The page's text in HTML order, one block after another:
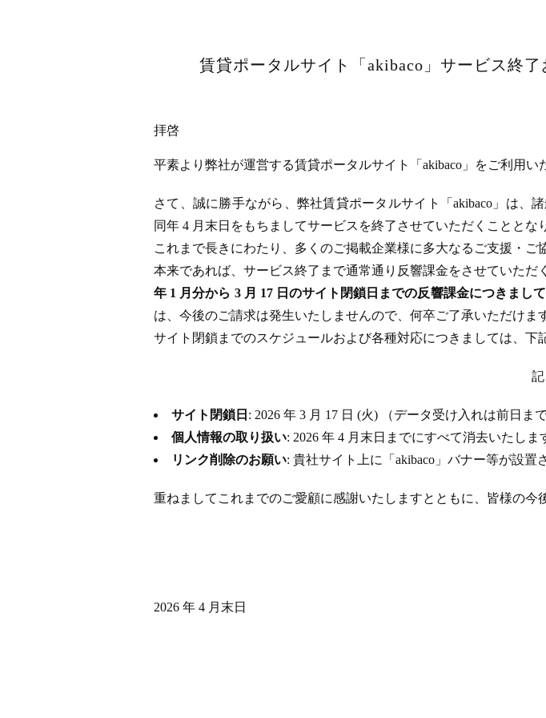
賃貸ポータルサイト「akibaco」サービス終
拝啓
平素より弊社が運営する賃貸ポータルサイト「akibaco」をご利用い
さて、誠に勝手ながら、弊社賃貸ポータルサイト「akibaco」は、
同年 4 月末日をもちましてサービスを終了させていただくこととな
これまで長きにわたり、多くのご掲載企業様に多大なるご支援・ご
本来であれば、サービス終了まで通常通り反響課金をさせていただ
年 1 月分から 3 月 17 日のサイト閉鎖日までの反響課金につきまし
は、今後のご請求は発生いたしませんので、何卒ご了承いただけま
サイト閉鎖までのスケジュールおよび各種対応につきましては、下
記
サイト閉鎖日 : 2026 年 3 月 17 日 (火) （データ受け入れは前日まで
個人情報の取り扱い: 2026 年 4 月末日までにすべて消去いたしま
リンク削除のお願い: 貴社サイト上に「akibaco」バナー等が設
重ねましてこれまでのご愛顧に感謝いたしますとともに、皆様の今
2026 年 4 月末日